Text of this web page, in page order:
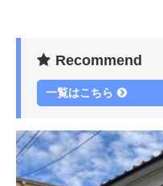
Recommend
一覧はこちら